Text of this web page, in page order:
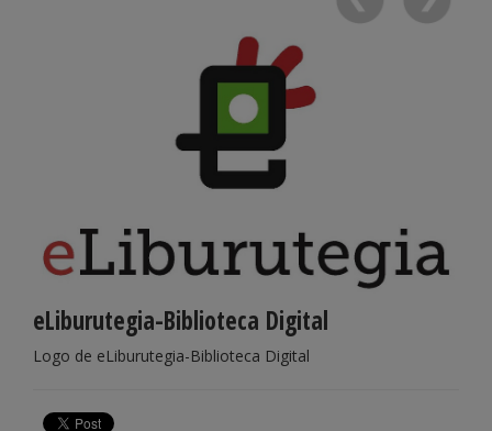
eLiburutegia-Biblioteca Digital
Logo de eLiburutegia-Biblioteca Digital